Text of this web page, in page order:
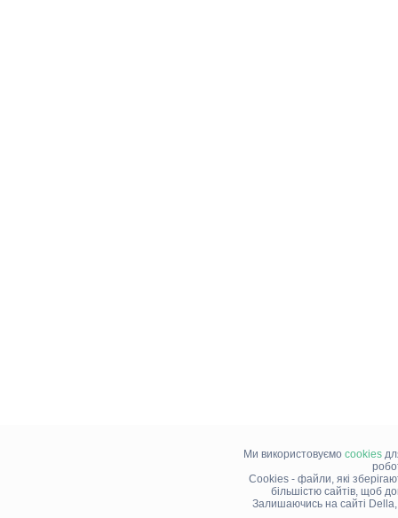
Ми використовуємо cookies
Cookies - файли, які
більшістю сайтів, щоб
Залишаючись на сайті